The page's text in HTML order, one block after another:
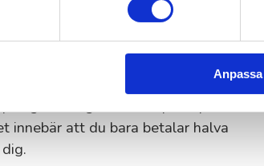
Anpassa
i Huddinge –
priset
av hur stor din gräsmatta är och om
ska göras. Som privatperson får
innebär att du bara betalar halva